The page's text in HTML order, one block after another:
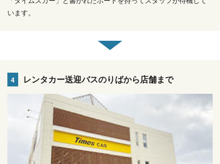
います。
4 レンタカー送迎バスのりばから店舗まで